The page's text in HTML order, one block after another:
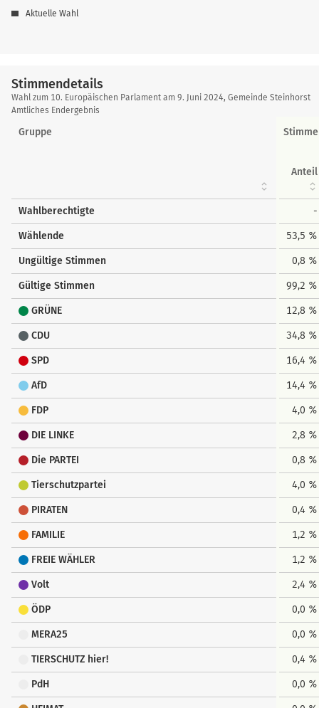
Aktuelle Wahl
Stimmendetails
Stimmendetails
Wahl zum 10. Europäischen Parlament am 9. Juni 2024, Gemeinde Steinhorst
Amtliches Endergebnis
Gruppe
Anteil
Wahlberechtigte -
Wählende 53,5 %
Ungültige Stimmen 0,8 %
Gültige Stimmen 99,2 %
GRÜNE 12,8 %
CDU 34,8 %
SPD 16,4 %
AfD 14,4 %
FDP 4,0 %
DIE LINKE 2,8 %
Die PARTEI 0,8 %
Tierschutzpartei 4,0 %
PIRATEN 0,4 %
FAMILIE 1,2 %
FREIE WÄHLER 1,2 %
Volt 2,4 %
ÖDP 0,0 %
MERA25 0,0 %
TIERSCHUTZ hier! 0,4 %
PdH 0,0 %